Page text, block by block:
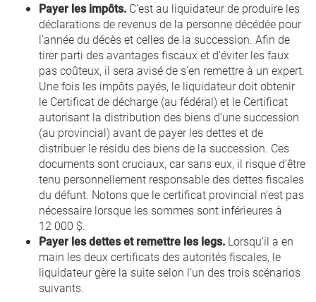
Payer les impôts. C’est au liquidateur de produire les
déclarations de revenus de la personne décédée pour
l’année du décès et celles de la succession. Afin de
tirer parti des avantages fiscaux et d’éviter les faux
pas coûteux, il sera avisé de s’en remettre à un expert.
Une fois les impôts payés, le liquidateur doit obtenir
le Certificat de décharge (au fédéral) et le Certificat
autorisant la distribution des biens d’une succession
(au provincial) avant de payer les dettes et de
distribuer le résidu des biens de la succession. Ces
documents sont cruciaux, car sans eux, il risque d’être
tenu personnellement responsable des dettes fiscales
du défunt. Notons que le certificat provincial n’est pas
nécessaire lorsque les sommes sont inférieures à
12 000 $.
Payer les dettes et remettre les legs. Lorsqu’il a en
main les deux certificats des autorités fiscales, le
liquidateur gère la suite selon l’un des trois scénarios
suivants.